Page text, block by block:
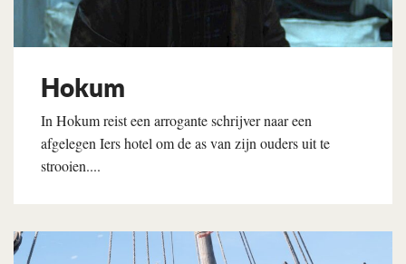
Hokum
In Hokum reist een arrogante schrijver naar een
afgelegen Iers hotel om de as van zijn ouders uit te
strooien....
Lees verder